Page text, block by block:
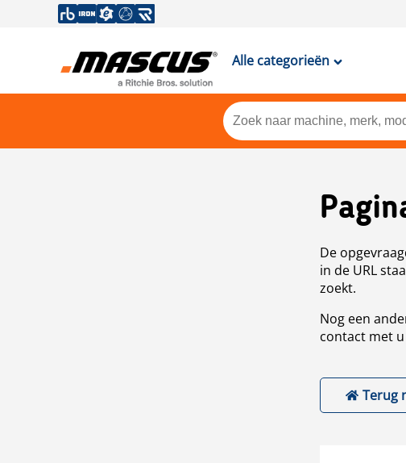
Alle categorieën
De
in de URL
zoekt.
Nog een
contact met
Terug